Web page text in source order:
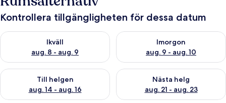
Kontrollera tillgängligheten för dessa datum
Ikväll
aug. 8 - aug. 9
Kontrollera tillgängligheten för ikväll aug. 8 - aug. 9
Imorgon
aug. 9 - aug. 10
Kontrollera tillgängligheten
Till helgen
aug. 14 - aug. 16
Kontrollera tillgängligheten för den här helgen aug. 14 - aug.
Nästa helg
aug. 21 - aug. 23
Kontrollera tillgängligheten